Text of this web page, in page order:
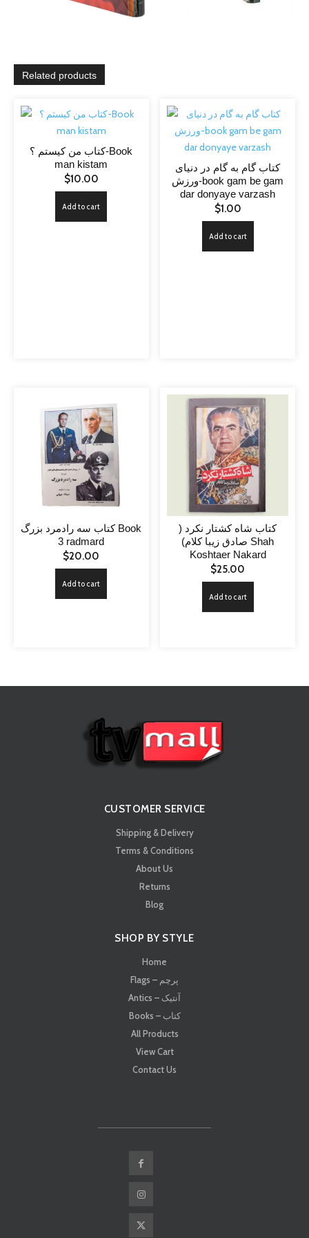
Related products
کتاب من کیستم ؟-Book
man kistam
$10.00
Add to cart
کتاب گام به گام در دنیای
ورزش-book gam be gam
dar donyaye varzash
$1.00
Add to cart
کتاب سه رادمرد بزرگ Book
3 radmard
$20.00
Add to cart
کتاب شاه کشتار نکرد (
صادق زیبا کلام) Shah
Koshtaer Nakard
$25.00
Add to cart
CUSTOMER SERVICE
Shipping & Delivery
Terms & Conditions
About Us
Returns
Blog
SHOP BY STYLE
Home
Flags – پرچم
Antics – آنتیک
Books – کتاب
All Products
View Cart
Contact Us